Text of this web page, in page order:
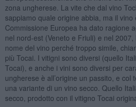
zona ungherese. La vite che dal vino
sappiamo quale origine abbia, ma il vino
Commissione Europea ha dato ragione
nel nord-est (Veneto e Friuli) e nel
nome del vino perché troppo simile,
più Tocai. I vitigni sono diversi (quello
Tocai), e anche i vini sono diversi per
ungherese è all’origine un passito, e col
una variante di un vino secco. Quello
secco, prodotto con il vitigno Tocai